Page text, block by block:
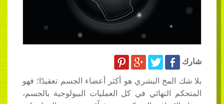
شارك
بلا شك المخ البشري هو أكثر أعضاء الجسم تعقيدًا؛ فهو
المتحكم النهائي في كل العمليات البيولوجية بالجسم،